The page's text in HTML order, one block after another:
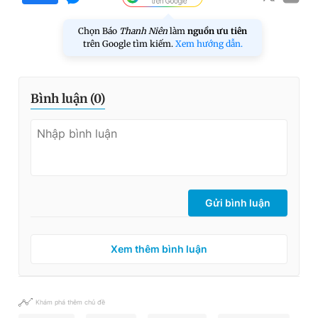
Chọn Báo Thanh Niên làm nguồn ưu tiên
trên Google tìm kiếm. Xem hướng dẫn.
Bình luận (0)
Gửi bình luận
Xem thêm bình luận
Khám phá thêm chủ đề